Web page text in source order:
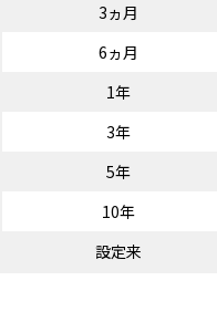
3ヵ月
6ヵ月
1年
3年
5年
10年
設定来